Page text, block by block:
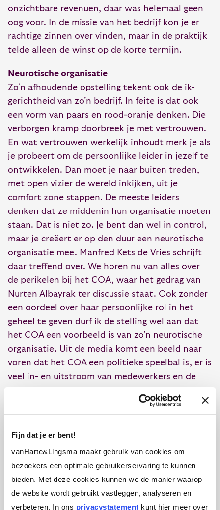
Fijn dat je er bent!
vanHarte&Lingsma maakt gebruik van cookies om
bezoekers een optimale gebruikerservaring te kunnen
bieden. Met deze cookies kunnen we de manier waarop
de website wordt gebruikt vastleggen, analyseren en
verbeteren. In ons privacystatement kunt hier meer over
onzichtbare revenuen, daar was helemaal geen
oog voor. In de missie van het bedrijf kon je er
rachtige zinnen over vinden, maar in de praktijk
telde alleen de winst op de korte termijn.
Neurotische organisatie
Zo’n afhoudende opstelling tekent ook de ik-
gerichtheid van zo’n bedrijf. In feite is dat ook
een vorm van paars en rood-oranje denken. Die
verborgen kramp doorbreek je met vertrouwen.
En wat vertrouwen werkelijk inhoudt merk je als
je probeert om de persoonlijke leider in jezelf te
ontwikkelen. Dan moet je naar buiten treden,
met open vizier de wereld inkijken, uit je
comfort zone stappen. De meeste leiders
denken dat ze middenin hun organisatie moeten
staan. Dat is niet zo. Je bent dan wel in control,
maar je creëert er op den duur een neurotische
organisatie mee. Manfred Kets de Vries schrijft
daar treffend over. We horen nu van alles over
de perikelen bij het COA, waar het gedrag van
Nurten Albayrak ter discussie staat. Ook zonder
een oordeel over haar persoonlijke rol in het
geheel te geven durf ik de stelling wel aan dat
het COA een voorbeeld is van zo’n neurotische
organisatie. Uit de media komt een beeld naar
voren dat het COA een politieke speelbal is, er is
veel in- en uitstroom van medewerkers en de
communicatie tussen leiding en werkvloer schiet
kennelijk tekort om medewerkers tevreden te
houden. Als dat speelt, wordt er meestal
automatisch gezocht naar meer controle; dat is
bepaald niet verrassend vinden als Albayrak zo’n
echte ‘leider in het midden’ is, die altijd in
begrijpelijk, maar niet passend bij wat